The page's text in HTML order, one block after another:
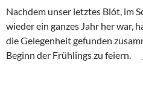
Nachdem unser letztes Blót, im
wieder ein ganzes Jahr her war,
die Gelegenheit gefunden
Beginn der Frühlings zu feiern.